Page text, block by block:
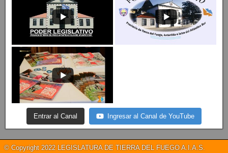
Entrar al Canal Ingresar al Canal de YouTube
© Copyright 2022 LEGISLATURA DE TIERRA DEL FUEGO A.I.A.S.